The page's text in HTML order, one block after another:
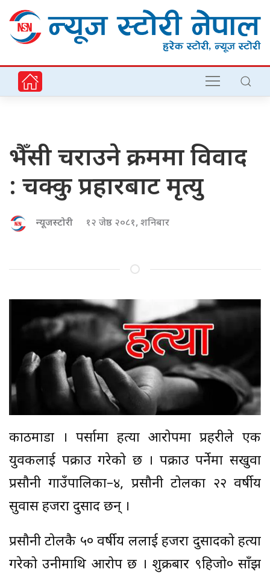
भैँसी चराउने क्रममा विवाद
: चक्कु प्रहारबाट मृत्यु
न्यूजस्टोरी १२ जेष्ठ २०८१, शनिबार
काठमाडौं । पर्सामा हत्या आरोपमा प्रहरीले एक
युवकलाई पक्राउ गरेको छ । पक्राउ पर्नेमा सखुवा
प्रसौनी गाउँपालिका–४, प्रसौनी टोलका २२ वर्षीय
सुवास हजरा दुसाद छन् ।
प्रसौनी टोलकै ५० वर्षीय ललाई हजरा दुसादको हत्या
गरेको उनीमाथि आरोप छ । शुक्रबार ९हिजो० साँझ